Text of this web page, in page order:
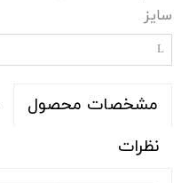
سایز
L
مشخصات محصول
نظرات